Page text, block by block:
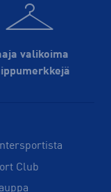
valikoima
Club